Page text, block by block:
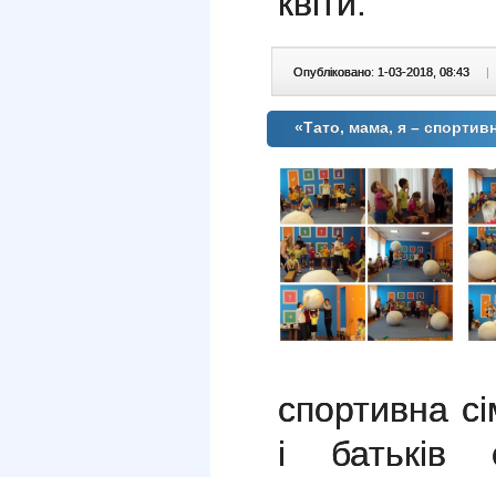
Опубліковано: 1-03-2018, 08:43 |
«Тато, мама, я –
спортивна
і